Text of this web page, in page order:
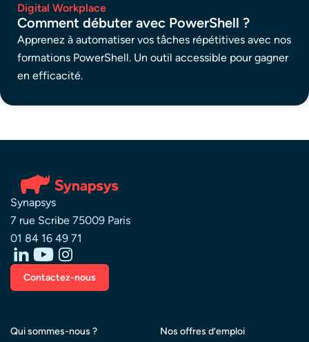
Digital Workplace
Comment débuter avec PowerShell ?
Apprenez à automatiser vos tâches répétitives avec nos
formations PowerShell. Un outil accessible pour gagner
en efficacité.
Synapsys
7 rue Scribe 75009 Paris
01 84 16 49 71
Contactez-nous
Qui sommes-nous ?
Nos offres d’emploi